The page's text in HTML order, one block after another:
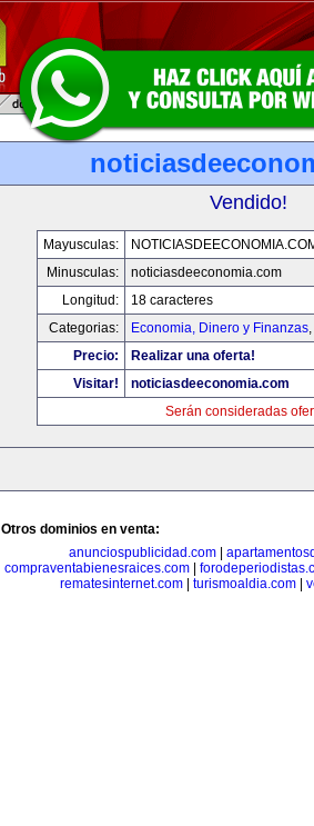
Vendido!
Mayusculas:
Minusculas:
noticiasdeeconomia.com
Longitud:
18 caracteres
Categorias:
Economia, Dinero y Finanzas,
Precio:
Realizar una oferta!
Visitar!
noticiasdeeconomia.com
Serán consideradas
Otros dominios en venta:
anunciospublicidad.com|
compraventabienesraices.com
rematesinternet.com| turismoaldia.com|